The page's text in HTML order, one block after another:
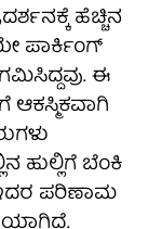
ಹೆಚ್ಚಿನ
ಪಾರ್ಕಿಂಗ್
ಈ
ಆಕಸ್ಮಿಕವಾಗಿ
ಹುಲ್ಲಿಗೆ ಬೆಂಕಿ
ಇದರ ಪರಿಣಾಮ